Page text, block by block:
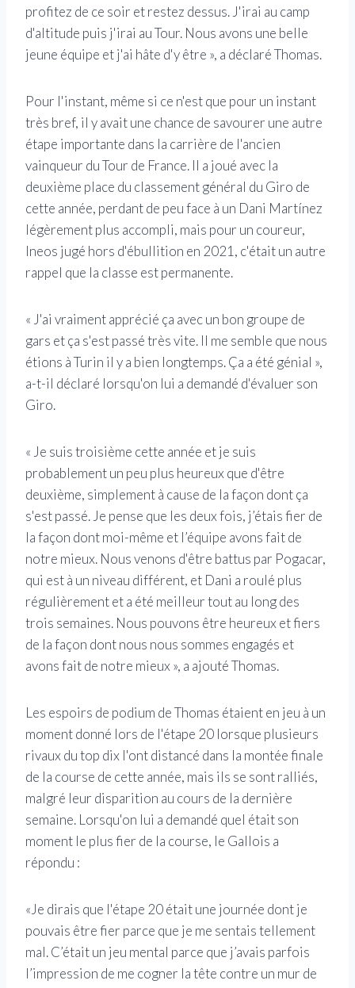
profitez de ce soir et restez dessus. J'irai au camp
d'altitude puis j'irai au Tour. Nous avons une belle
jeune équipe et j'ai hâte d'y être », a déclaré Thomas.
Pour l'instant, même si ce n'est que pour un instant
très bref, il y avait une chance de savourer une autre
étape importante dans la carrière de l'ancien
vainqueur du Tour de France. Il a joué avec la
deuxième place du classement général du Giro de
cette année, perdant de peu face à un Dani Martínez
légèrement plus accompli, mais pour un coureur,
Ineos jugé hors d'ébullition en 2021, c'était un autre
rappel que la classe est permanente.
« J'ai vraiment apprécié ça avec un bon groupe de
gars et ça s'est passé très vite. Il me semble que nous
étions à Turin il y a bien longtemps. Ça a été génial »,
a-t-il déclaré lorsqu'on lui a demandé d'évaluer son
Giro.
« Je suis troisième cette année et je suis
probablement un peu plus heureux que d'être
deuxième, simplement à cause de la façon dont ça
s'est passé. Je pense que les deux fois, j’étais fier de
la façon dont moi-même et l’équipe avons fait de
notre mieux. Nous venons d'être battus par Pogacar,
qui est à un niveau différent, et Dani a roulé plus
régulièrement et a été meilleur tout au long des
trois semaines. Nous pouvons être heureux et fiers
de la façon dont nous nous sommes engagés et
avons fait de notre mieux », a ajouté Thomas.
Les espoirs de podium de Thomas étaient en jeu à un
moment donné lors de l'étape 20 lorsque plusieurs
rivaux du top dix l'ont distancé dans la montée finale
de la course de cette année, mais ils se sont ralliés,
malgré leur disparition au cours de la dernière
semaine. Lorsqu'on lui a demandé quel était son
moment le plus fier de la course, le Gallois a
répondu :
«Je dirais que l'étape 20 était une journée dont je
pouvais être fier parce que je me sentais tellement
mal. C’était un jeu mental parce que j’avais parfois
l’impression de me cogner la tête contre un mur de